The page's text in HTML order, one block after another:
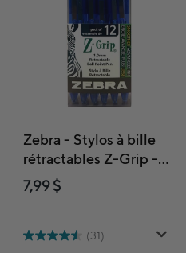
Zebra - Stylos à bille
rétractables Z-Grip -
1.0 mm - bleu - paquet
de 12
7,99 $
(31)